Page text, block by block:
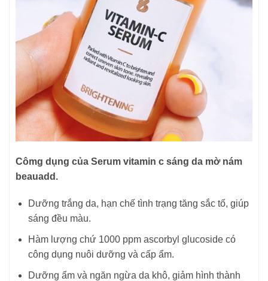
Cômg dụng của Serum vitamin c sáng da mờ nám
beauadd.
Dưỡng trắng da, hạn chế tình trạng tăng sắc tố, giúp
sáng đều màu.
Hàm lượng chứ 1000 ppm ascorbyl glucoside có
công dụng nuôi dưỡng và cấp ẩm.
Dưỡng ẩm và ngăn ngừa da khô, giảm hình thành